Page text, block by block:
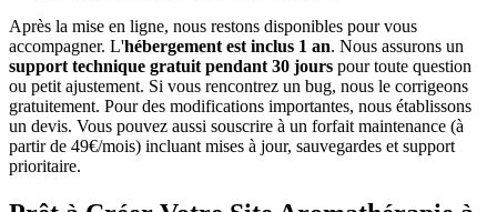
Après la mise en ligne, nous restons disponibles pour vous
accompagner. L'hébergement est inclus 1 an. Nous assurons un
support technique gratuit pendant 30 jours pour toute question
ou petit ajustement. Si vous rencontrez un bug, nous le corrigeons
gratuitement. Pour des modifications importantes, nous établissons
un devis. Vous pouvez aussi souscrire à un forfait maintenance (à
partir de 49€/mois) incluant mises à jour, sauvegardes et support
prioritaire.